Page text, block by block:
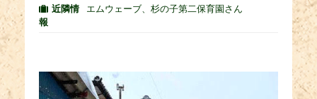
近隣情
報
エムウェーブ、杉の子第二保育園さん